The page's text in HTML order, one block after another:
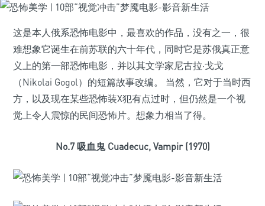
这是本人俄系恐怖电影中，最喜欢的作品，没有之一，很
难想象它诞生在前苏联的六十年代，同时它是苏俄真正意
义上的第一部恐怖电影，并以其文学家尼古拉·戈戈
（Nikolai Gogol）的短篇故事改编。 当然，它对于当时西
方，以及现在某些恐怖装X犯有点过时，但仍然是一个视
觉上令人震惊的民间恐怖片。想象力相当了得。
No.7 吸血鬼 Cuadecuc, Vampir (1970)